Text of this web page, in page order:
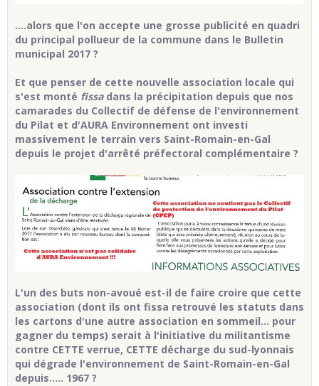
....alors que l'on accepte une grosse publicité en quadri
du principal pollueur de la commune dans le Bulletin
municipal 2017 ?
Et que penser de cette nouvelle association locale qui
s'est monté fissadans la précipitation depuis que nos
camarades du Collectif de défense de l'environnement
du Pilat et d'AURA Environnement ont investi
massivement le terrain vers Saint-Romain-en-Gal
depuis le projet d'arrêté préfectoral complémentaire ?
L'un des buts non-avoué est-il de faire croire que cette
association (dont ils ont fissa retrouvé les statuts dans
les cartons d'une autre association en sommeil... pour
gagner du temps) serait à l'initiative du militantisme
contre CETTE verrue, CETTE décharge du sud-lyonnais
qui dégrade l'environnement de Saint-Romain-en-Gal
depuis..... 1967 ?